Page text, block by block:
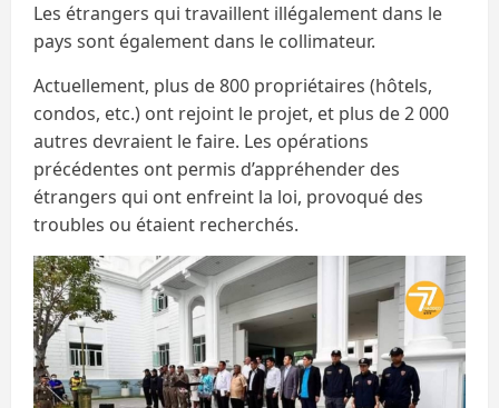
Les étrangers qui travaillent illégalement dans le
pays sont également dans le collimateur.
Actuellement, plus de 800 propriétaires (hôtels,
condos, etc.) ont rejoint le projet, et plus de 2 000
autres devraient le faire. Les opérations
précédentes ont permis d’appréhender des
étrangers qui ont enfreint la loi, provoqué des
troubles ou étaient recherchés.